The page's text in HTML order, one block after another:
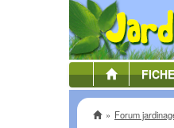
AccueilForum